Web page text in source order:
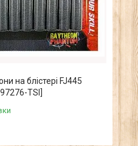
на блістері FJ445
TSI]